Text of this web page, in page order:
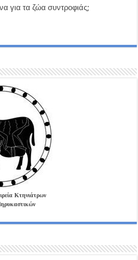
για τα ζώα συντροφιάς;
Κτηνιάτρων